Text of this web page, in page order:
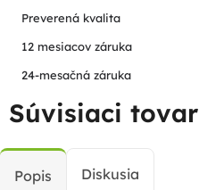
Preverená kvalita
12 mesiacov záruka
24-mesačná záruka
Súvisiaci tovar
Popis Diskusia